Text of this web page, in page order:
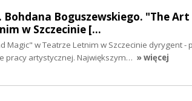
Boguszewskiego. "The
w Szczecinie […
Magic" w Teatrze Letnim w Szczecinie dyrygent -
pracy artystycznej. Największym… » więcej